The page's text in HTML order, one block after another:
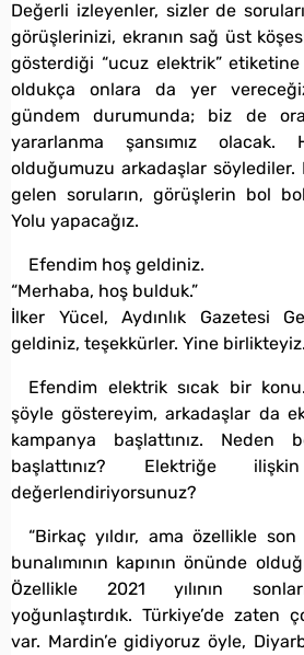
Değerli izleyenler, sizler de
görüşlerinizi, ekranın sağ üst
gösterdiği “ucuz elektrik” etiketine
oldukça onlara da yer
gündem durumunda; biz de
yararlanma şansımız olacak.
olduğumuzu arkadaşlar söylediler.
gelen soruların, görüşlerin bol
Yolu yapacağız.
Efendim hoş geldiniz.
“Merhaba, hoş bulduk.”
İlker Yücel, Aydınlık Gazetesi
geldiniz, teşekkürler. Yine birlikteyiz.
Efendim elektrik sıcak bir
şöyle göstereyim, arkadaşlar da
kampanya başlattınız. Neden
başlattınız? Elektriğe
değerlendiriyorsunuz?
“Birkaç yıldır, ama özellikle
bunalımının kapının önünde
Özellikle 2021 yılının
yoğunlaştırdık. Türkiye’de zaten
var. Mardin’e gidiyoruz öyle,